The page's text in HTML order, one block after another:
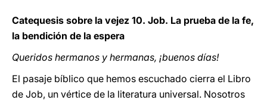
Catequesis sobre la vejez 10. Job. La prueba de la fe,
la bendición de la espera
Queridos hermanos y hermanas, ¡buenos días!
El pasaje bíblico que hemos escuchado cierra el Libro
de Job, un vértice de la literatura universal. Nosotros